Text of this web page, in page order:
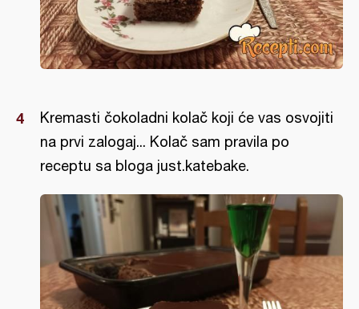
Kremasti čokoladni kolač koji će vas osvojiti
na prvi zalogaj... Kolač sam pravila po
receptu sa bloga just.katebake.